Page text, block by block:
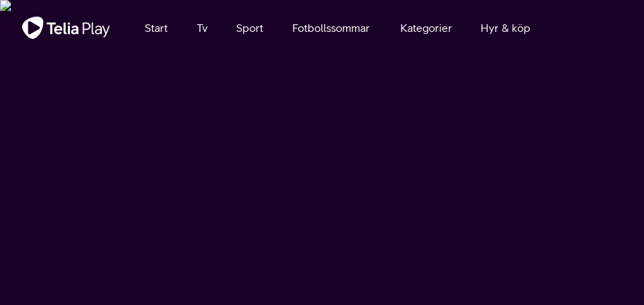
Viktigt meddelande
Start Tv Sport Fotbollssommar Kategorier Hyr & köp